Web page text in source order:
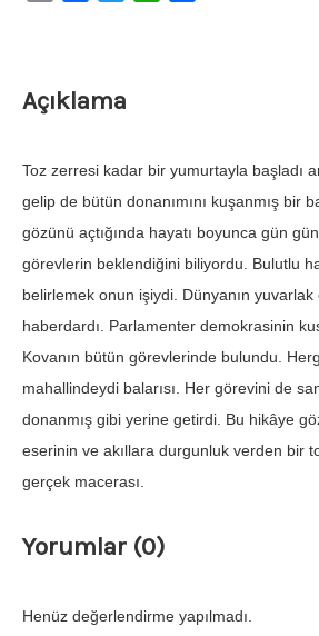
Açıklama
Toz zerresi kadar bir yumurtayla başladı
gelip de bütün donanımını kuşanmış bir
gözünü açtığında hayatı boyunca gün
görevlerin beklendiğini biliyordu. Bulutlu
belirlemek onun işiydi. Dünyanın yuvarlak
haberdardı. Parlamenter demokrasinin
Kovanın bütün görevlerinde bulundu.
mahallindeydi balarısı. Her görevini de
donanmış gibi yerine getirdi. Bu hikâye
eserinin ve akıllara durgunluk verden bir
gerçek macerası.
Yorumlar (0)
Henüz değerlendirme yapılmadı.